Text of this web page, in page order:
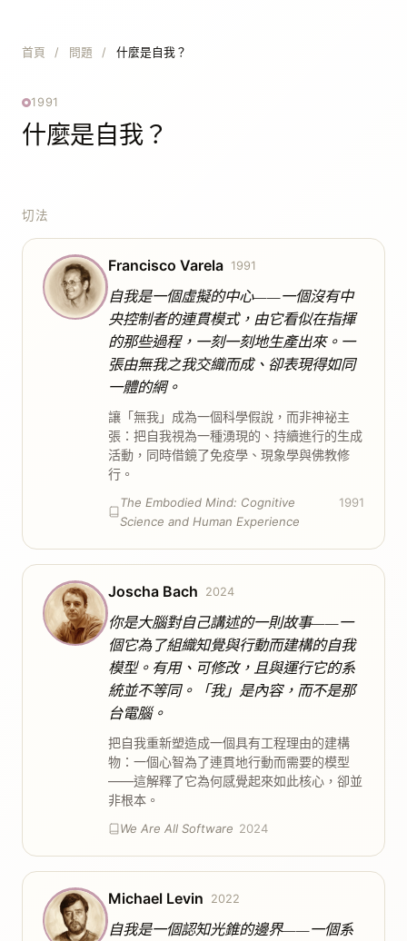
首頁 / 問題 / 什麼是自我？
1991
什麼是自我？
切法
Francisco Varela 1991
自我是一個虛擬的中心——一個沒有中
央控制者的連貫模式，由它看似在指揮
的那些過程，一刻一刻地生產出來。一
張由無我之我交織而成、卻表現得如同
一體的網。
讓「無我」成為一個科學假說，而非神祕主
張：把自我視為一種湧現的、持續進行的生成
活動，同時借鏡了免疫學、現象學與佛教修
行。
The Embodied Mind: Cognitive
Science and Human Experience
1991
Joscha Bach 2024
你是大腦對自己講述的一則故事——一
個它為了組織知覺與行動而建構的自我
模型。有用、可修改，且與運行它的系
統並不等同。「我」是內容，而不是那
台電腦。
把自我重新塑造成一個具有工程理由的建構
物：一個心智為了連貫地行動而需要的模型
——這解釋了它為何感覺起來如此核心，卻並
非根本。
We Are All Software 2024
Michael Levin 2022
自我是一個認知光錐的邊界——一個系